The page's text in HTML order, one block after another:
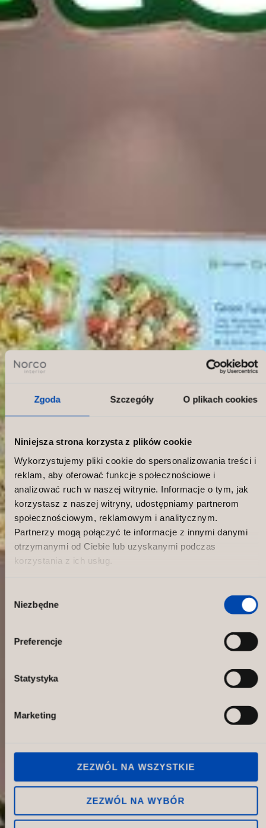
Zgoda Szczegóły O plikach cookies
Niniejsza strona korzysta z plików cookie
Wykorzystujemy pliki cookie do spersonalizowania treści i
reklam, aby oferować funkcje społecznościowe i
analizować ruch w naszej witrynie. Informacje o tym, jak
korzystasz z naszej witryny, udostępniamy partnerom
społecznościowym, reklamowym i analitycznym.
Partnerzy mogą połączyć te informacje z innymi danymi
otrzymanymi od Ciebie lub uzyskanymi podczas
korzystania z ich usług.
zgody
Niezbędne
Preferencje
Statystyka
Marketing
ZEZWÓL NA WSZYSTKIE
ZEZWÓL NA WYBÓR